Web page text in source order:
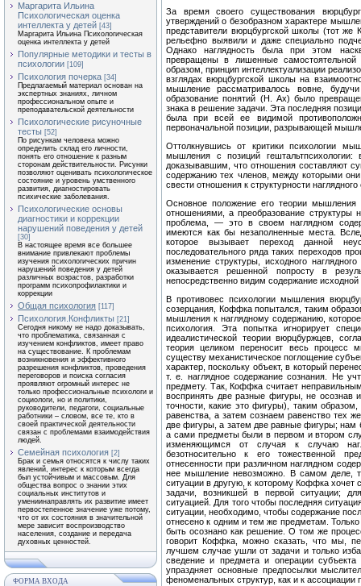
Маргарита Ильина
Психологическая оценка
интеллекта у детей [43]
Маргарита Ильина Психологическая
оценка интеллекта у детей
Популярные методики и тесты в
психологии [109]
Психология почерка [34]
Предлагаемый материал основан на
экспертных знаниях, личном
профессиональном опыте и
преподавательской деятельности
Психологические рисуночные
тесты [52]
По рисункам человека можно
определить склад его личности,
понять его отношение к разным
сторонам действительности. Рисунки
позволяют оценивать психологическое
состояние и уровень умственного
развития, диагностировать
психические заболевания.
Психологические основы
диагностики и коррекции
нарушений поведения у детей
[30]
В настоящее время все большее
внимание привлекают проблемы
изучения психологических причин
нарушений поведения у детей
различных возрастов, разработки
программ психопрофилактики и
коррекции
Общая психология [117]
Психология.Конфликты [21]
Сегодня никому не надо доказывать,
что проблематика, связанная с
изучением конфликтов, имеет право
на существование. К проблемам
возникновения и эффективного
разрешения конфликтов, проведения
переговоров и поиска согласия
проявляют огромный интерес не
только профессиональные психологи и
социологи, но и политики,
руководители, педагоги, социальные
работники – словом, все те, кто в
своей практической деятельности
связан с проблемами взаимодействия
людей.
Семейная психология [2]
Брак и семья относятся к числу таких
явлений, интерес к которым всегда
был устойчивым и массовым. Для
общества вопрос о знании этих
социальных институтов и
умениинаправлять их развитие имеет
первостепенное значение уже потому,
что от их состояния в значительной
мере зависит воспроизводство
населения, создание и передача
духовных ценностей.
ФОРМА ВХОДА
За время своего существования
утверждений о безобразном характере
представители вюрцбургской школы (тот
рельефно выявили и даже специально
Однако наглядность была при этом
превращены в лишенные
образом, принцип интеллектуализации
взглядах вюрцбургской школы на
мышление рассматривалось вовне,
образование понятий (Н. Ах) было
знака в решение задачи. Эта последняя
была при всей ее видимой
первоначальной позиции, разрывающей
Оттолкнувшись от критики психологии
мышления с позиций гештальтпсихологии:
доказывавшим, что отношения составляют
содержанию тех членов, между которыми
свести отношения к структурности
Основное положение его теории
отношениями, а преобразование структуры
проблема, — это в своем наглядном
имеются как бы незаполненные места.
которое вызывает переход данной
последовательного ряда таких переходов
изменение структуры, исходного
оказывается решенной попросту в
непосредственно видим содержание исходной
В противовес психологии мышления
созерцания, Коффка попытался, таким
мышления к наглядному содержанию,
психология. Эта попытка игнорирует
идеалистической теории вюрцбуржцев,
теория целиком переносит весь
существу механистическое поглощение
характер, поскольку объект, в который
т. е. наглядное содержание сознания. Не
предмету. Так, Коффка считает
воспринять две разные фигуры, не осознав
точности, какие это фигуры), таким
равенства, а затем сознаем равенство тех
две фигуры, а затем две равные фигуры;
а сами предметы были в первом и втором
изменяющимся от случая к случаю
безотносительно к его тожественной
отнесенности при различном наглядном
нее мышление невозможно. В самом деле,
ситуации в другую, к которому Коффка
задачи, возникшей в первой ситуации;
ситуацией. Для того чтобы последняя
ситуации, необходимо, чтобы содержание
отнесено к одним и тем же предметам.
быть осознано как решение. О том же
говорит Коффка, можно сказать, что мы,
лучшем случае ушли от задачи и только
сведение и предмета и операции субъекта
упраздняет основные предпосылки
феноменальных структур, как и к ассоциации